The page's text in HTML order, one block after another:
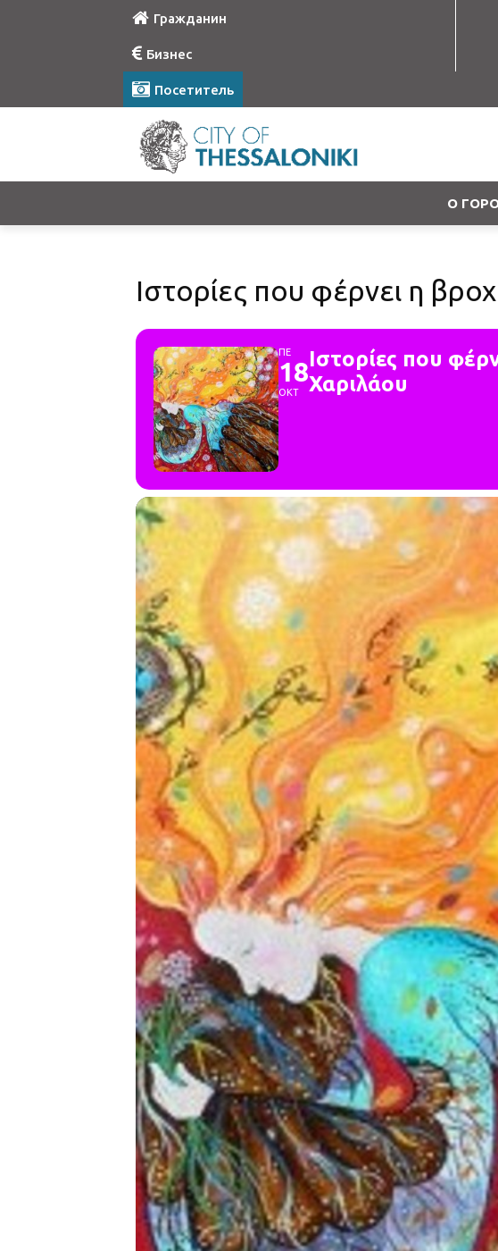
Гражданин
Бизнес
Посетитель
О
Ιστορίες που φέρνει η
ΠΕ
18
ΟΚΤ
Ιστορίες που
Χαριλάου